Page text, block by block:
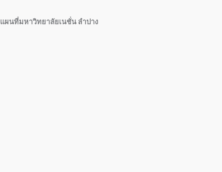
แผนที่มหาวิทยาลัยเนชั่น ลำปาง